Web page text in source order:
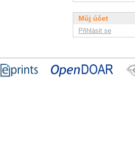
Můj účet
Přihlásit se